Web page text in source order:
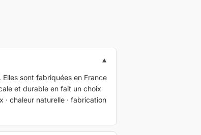
▼
sont fabriquées en France
et durable en fait un choix
chaleur naturelle · fabrication